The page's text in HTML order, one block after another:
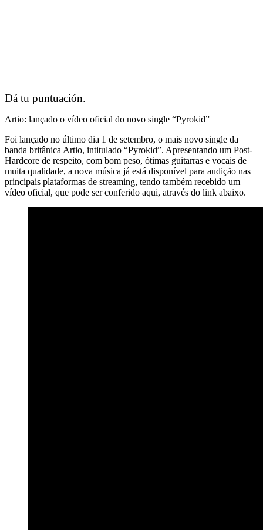
Dá tu puntuación.
Artio: lançado o vídeo oficial do novo single “Pyrokid”
Foi lançado no último dia 1 de setembro, o mais novo single da
banda britânica Artio, intitulado “Pyrokid”. Apresentando um Post-
Hardcore de respeito, com bom peso, ótimas guitarras e vocais de
muita qualidade, a nova música já está disponível para audição nas
principais plataformas de streaming, tendo também recebido um
vídeo oficial, que pode ser conferido aqui, através do link abaixo.